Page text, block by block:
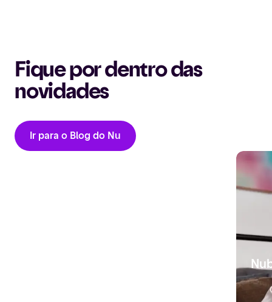
Fique por dentro das
novidades
Ir para o Blog do Nu